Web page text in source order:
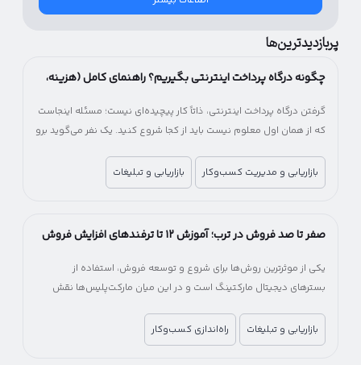
پربازدیدترین‌ها
چگونه درگاه پرداخت اینترنتی بگیریم؟ راهنمای کامل (هزینه،
گرفتن درگاه پرداخت اینترنتی، ذاتاً کار پیچیده‌ای نیست؛ مسئله اینجاست
که از همان اول معلوم نیست باید از کجا شروع کنید. یک نفر می‌گوید برو
اول اینماد بگیر، یکی می‌گوید اصلاً لازم نیست. آخرش هم می‌مانید بین
چند راه، بدون اینکه بدانید کدام انتخاب درست‌تری است.
بازاریابی و مدیریت کسب‌وکار بازاریابی و تبلیغات
صفر تا صد فروش در ترب؛ آموزش ۱۲ تا ترفندهای افزایش فروش
یکی از موثرترین روش‌ها برای شروع و توسعه فروش، استفاده از
بسترهای دیجیتال مارکتینگ است و در این میان مارکت‌پلیس‌ها نقش
بازاریابی و تبلیغات
راه‌اندازی کسب‌وکار